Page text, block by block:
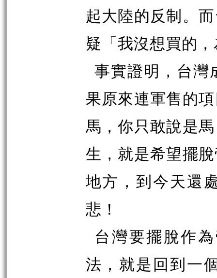
起大陸的反制。
疑「我沒想買的
事實證明，台灣
果原來連軍售的
馬，你只敢說是
生，就是希望擺
地方，到今天還
悲！
台灣要擺脫作
法，就是回到一